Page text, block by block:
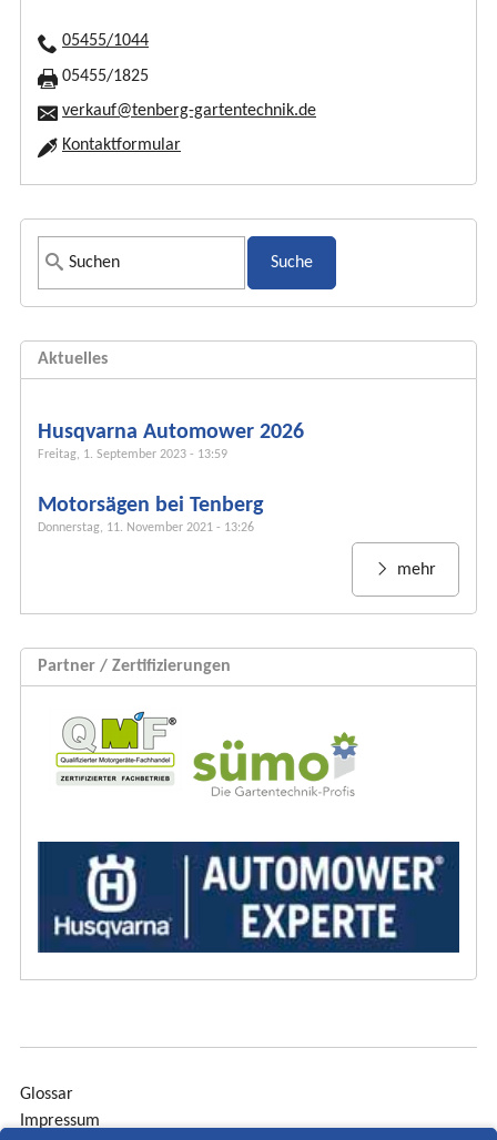
05455/1044
05455/1825
verkauf@tenberg-gartentechnik.de
Kontaktformular
S
u
h
f
r
m
l
a
Aktuelles
Husqvarna Automower 2026
Freitag, 1. September 2023 - 13:59
Motorsägen bei Tenberg
Donnerstag, 11. November 2021 - 13:26
mehr
Partner / Zertifizierungen
Glossar
Impressum